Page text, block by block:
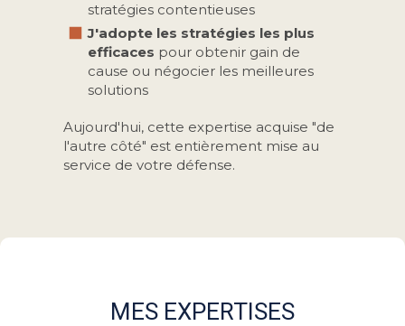
stratégies contentieuses
J'adopte les stratégies les plus
efficaces pour obtenir gain de
cause ou négocier les meilleures
solutions
Aujourd'hui, cette expertise acquise "de
l'autre côté" est entièrement mise au
service de votre défense.
MES EXPERTISES